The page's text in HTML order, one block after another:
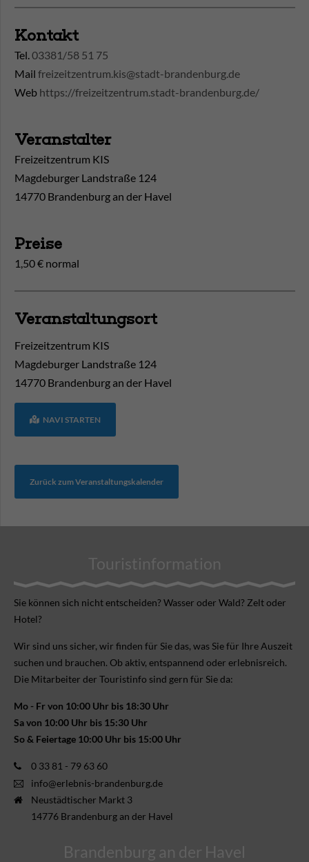
Kontakt
Tel. 03381/58 51 75
Mail freizeitzentrum.kis@stadt-brandenburg.de
Web https://freizeitzentrum.stadt-brandenburg.de/
Veranstalter
Freizeitzentrum KIS
Magdeburger Landstraße 124
14770 Brandenburg an der Havel
Preise
1,50 € normal
Veranstaltungsort
Freizeitzentrum KIS
Magdeburger Landstraße 124
14770 Brandenburg an der Havel
NAVI STARTEN
Zurück zum Veranstaltungskalender
Touristinformation
Sie können sich nicht ent­scheiden? Wasser oder Wald? Zelt oder
Hotel?
Wir sind uns sicher, wir finden für Sie das, was Sie für Ihre Aus­zeit
suchen und brauchen. Ob aktiv, ent­spannend oder erlebnis­reich.
Die Mitarbeiter der Touristinfo sind gern für Sie da:
Mo - Fr von 10:00 Uhr bis 18:30 Uhr
Sa von 10:00 Uhr bis 15:30 Uhr
So & Feiertage 10:00 Uhr bis 15:00 Uhr
0 33 81 - 79 63 60
info@erlebnis-brandenburg.de
Neustädtischer Markt 3
14776 Brandenburg an der Havel
Brandenburg an der Havel